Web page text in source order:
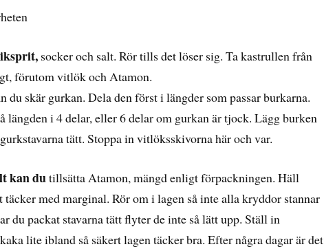
socker och salt. Rör tills det löser sig. Ta kastrullen från
förutom vitlök och Atamon.
du skär gurkan. Dela den först i längder som passar burkarna.
längden i 4 delar, eller 6 delar om gurkan är tjock. Lägg burken
tätt. Stoppa in vitlöksskivorna här och var.
kan dutillsätta Atamon, mängd enligt förpackningen. Häll
täcker med marginal. Rör om i lagen så inte alla kryddor stannar
du packat stavarna tätt flyter de inte så lätt upp. Ställ in
lite ibland så säkert lagen täcker bra. Efter några dagar är det